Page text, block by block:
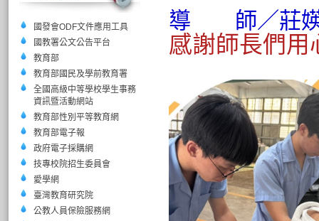
國發會ODF文件應用工具
國教署公文公告平台
教育部
教育部國民及學前教育署
全國高級中等學校學生事務
資訊暨活動網站
教育部性別平等教育網
教育部電子報
政府電子採購網
技專校院招生委員會
愛學網
臺灣教育研究院
公教人員保險服務網
導
師／莊
感謝師長們用